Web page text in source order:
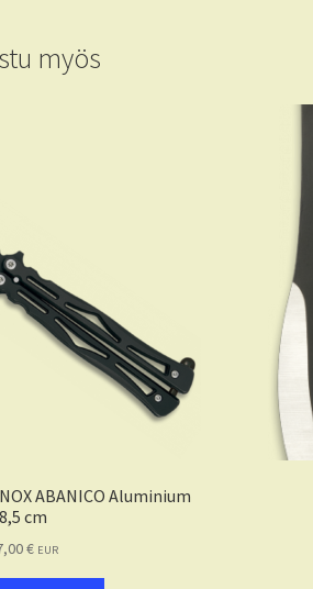
myös
ABANICO Aluminium
8,5 cm
€ EUR